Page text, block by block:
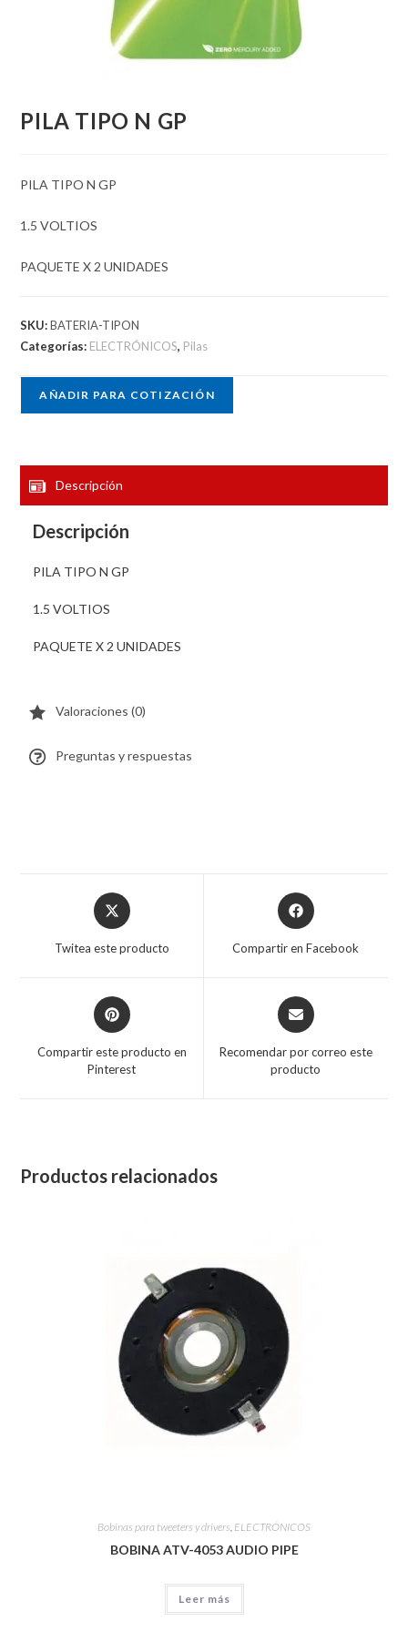
PILA TIPO N GP
PILA TIPO N GP
1.5 VOLTIOS
PAQUETE X 2 UNIDADES
SKU:BATERIA-TIPON
Categorías: ELECTRÓNICOS, Pilas
AÑADIR PARA COTIZACIÓN
Descripción
Descripción
PILA TIPO N GP
1.5 VOLTIOS
PAQUETE X 2 UNIDADES
Valoraciones (0)
Preguntas y respuestas
Twitea este producto Compartir en Facebook
Compartir este producto en
Pinterest
Recomendar por correo este
producto
Productos relacionados
Bobinas para tweeters y drivers, ELECTRÓNICOS
BOBINA ATV-4053 AUDIO PIPE
Leer más